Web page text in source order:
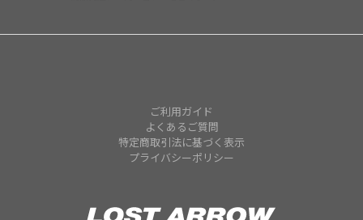
ご利用ガイド
よくあるご質問
特定商取引法に基づく表示
プライバシーポリシー